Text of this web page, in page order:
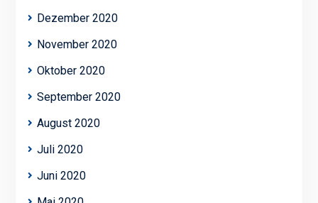
Dezember 2020
November 2020
Oktober 2020
September 2020
August 2020
Juli 2020
Juni 2020